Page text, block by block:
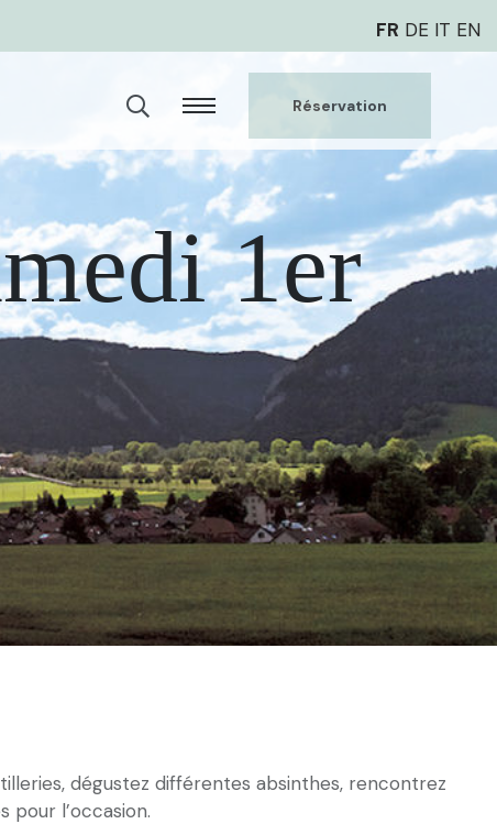
Réservation
1er
dégustez différentes absinthes, rencontrez
pour l’occasion.
FR DE IT EN